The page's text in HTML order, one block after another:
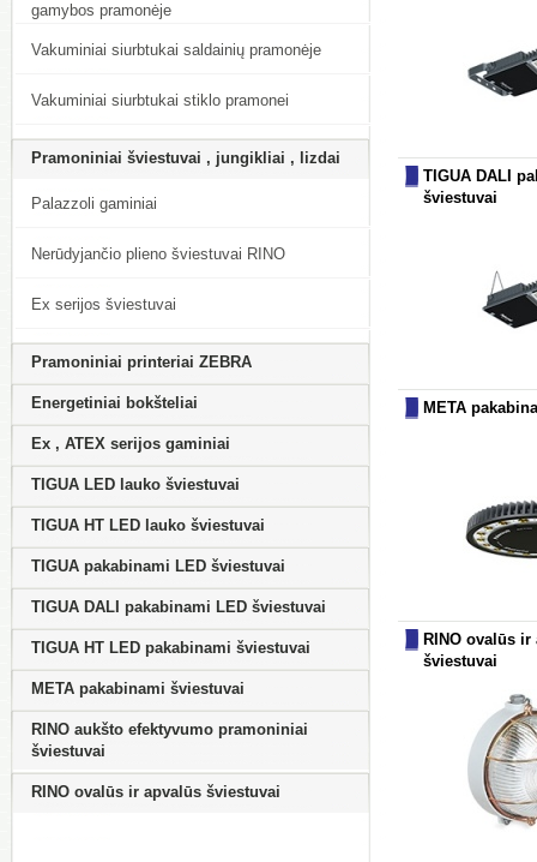
gamybos pramonėje
Vakuminiai siurbtukai saldainių pramonėje
Vakuminiai siurbtukai stiklo pramonei
Pramoniniai šviestuvai , jungikliai , lizdai
Palazzoli gaminiai
Nerūdyjančio plieno šviestuvai RINO
Ex serijos šviestuvai
Pramoniniai printeriai ZEBRA
Energetiniai bokšteliai
Ex , ATEX serijos gaminiai
TIGUA LED lauko šviestuvai
TIGUA HT LED lauko šviestuvai
TIGUA pakabinami LED šviestuvai
TIGUA DALI pakabinami LED šviestuvai
TIGUA HT LED pakabinami šviestuvai
META pakabinami šviestuvai
RINO aukšto efektyvumo pramoniniai
šviestuvai
RINO ovalūs ir apvalūs šviestuvai
TIGUA DALI
šviestuvai
META
RINO ovalūs ir
šviestuvai